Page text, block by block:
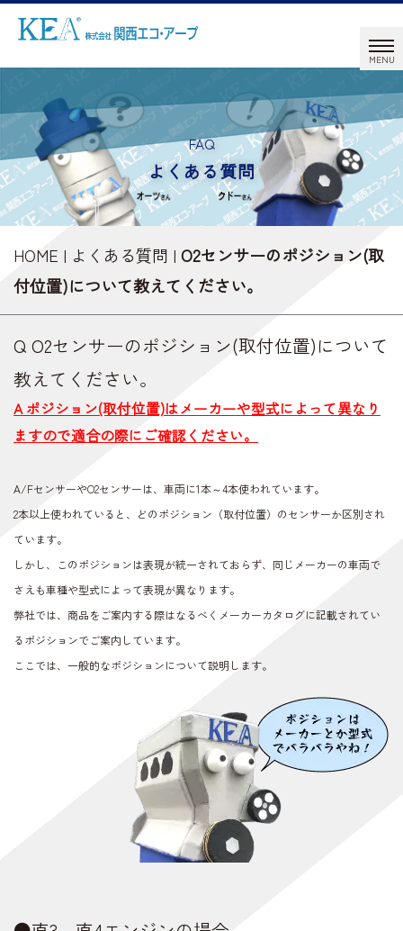
FAQ
よくある質問
HOME | よくある質問 | O2センサーのポジション(取
付位置)について教えてください。
Q O2センサーのポジション(取付位置)について
教えてください。
A ポジション(取付位置)はメーカーや型式によって異なり
ますので適合の際にご確認ください。
A/FセンサーやO2センサーは、車両に1本～4本使われています。
2本以上使われていると、どのポジション（取付位置）のセンサーか区別され
ています。
しかし、このポジションは表現が統一されておらず、同じメーカーの車両で
さえも車種や型式によって表現が異なります。
弊社では、商品をご案内する際はなるべくメーカーカタログに記載されてい
るポジションでご案内しています。
ここでは、一般的なポジションについて説明します。